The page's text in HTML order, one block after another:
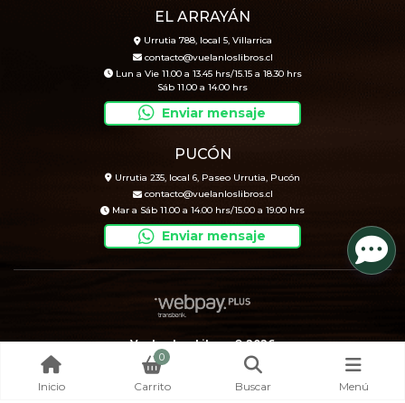
EL ARRAYÁN
Urrutia 788, local 5, Villarrica
contacto@vuelanloslibros.cl
Lun a Vie 11.00 a 13.45 hrs/15.15 a 18.30 hrs
Sáb 11.00 a 14.00 hrs
Enviar mensaje
PUCÓN
Urrutia 235, local 6, Paseo Urrutia, Pucón
contacto@vuelanloslibros.cl
Mar a Sáb 11.00 a 14.00 hrs/15.00 a 19.00 hrs
Enviar mensaje
Vuelan Los Libros © 2026
Creado por
Bsale
Inicio
0
Carrito Buscar Menú